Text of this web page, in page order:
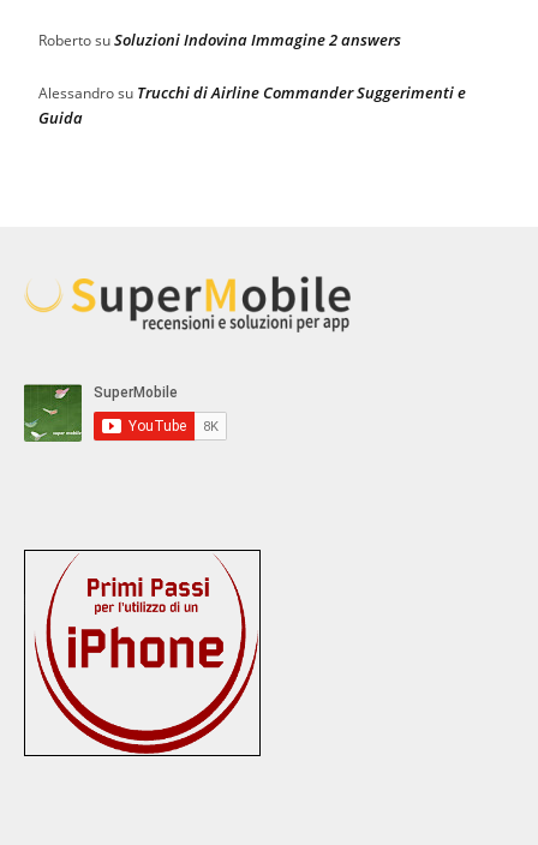
RobertosuSoluzioni Indovina Immagine 2 answers
Alessandrosu Trucchi di Airline Commander Suggerimenti e
Guida